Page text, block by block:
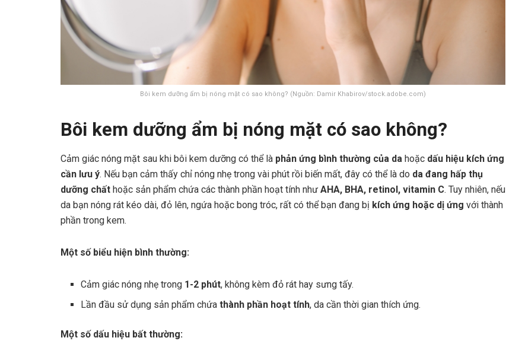
Bôi kem dưỡng ẩm bị nóng mặt có sao không? (Nguồn: Damir Khabirov/stock.adobe.com)
Bôi kem dưỡng ẩm bị nóng mặt có sao không?
Cảm giác nóng mặt sau khi bôi kem dưỡng có thể là phản ứng bình thường của da hoặc dấu hiệu kích ứng
cần lưu ý. Nếu bạn cảm thấy chỉ nóng nhẹ trong vài phút rồi biến mất, đây có thể là do da đang hấp thụ
dưỡng chất hoặc sản phẩm chứa các thành phần hoạt tính như AHA, BHA, retinol, vitamin C. Tuy nhiên, nếu
da bạn nóng rát kéo dài, đỏ lên, ngứa hoặc bong tróc, rất có thể bạn đang bị kích ứng hoặc dị ứng với thành
phần trong kem.
Một số biểu hiện bình thường:
Cảm giác nóng nhẹ trong 1-2 phút, không kèm đỏ rát hay sưng tấy.
Lần đầu sử dụng sản phẩm chứathành phần hoạt tính, da cần thời gian thích ứng.
Một số dấu hiệu bất thường: